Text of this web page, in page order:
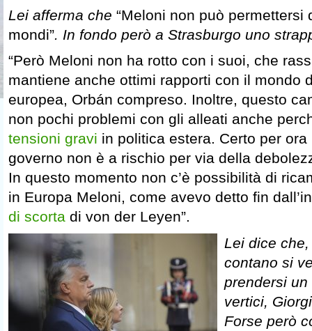
Lei afferma che “Meloni non può permettersi
mondi”. In fondo però a Strasburgo uno
“Però Meloni non ha rotto con i suoi, che
mantiene anche ottimi rapporti con il mondo
europea, Orbán compreso. Inoltre, questo
non pochi problemi con gli alleati anche
tensioni gravi in politica estera. Certo per
governo non è a rischio per via della
In questo momento non c’è possibilità di
in Europa Meloni, come avevo detto fin
di scorta di von der Leyen”.
Lei dice
contano si
prendersi
vertici,
Forse però